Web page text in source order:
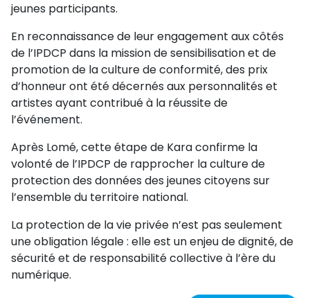
jeunes participants.
En reconnaissance de leur engagement aux côtés
de l’IPDCP dans la mission de sensibilisation et de
promotion de la culture de conformité, des prix
d’honneur ont été décernés aux personnalités et
artistes ayant contribué à la réussite de
l’événement.
Après Lomé, cette étape de Kara confirme la
volonté de l’IPDCP de rapprocher la culture de
protection des données des jeunes citoyens sur
l’ensemble du territoire national.
La protection de la vie privée n’est pas seulement
une obligation légale : elle est un enjeu de dignité, de
sécurité et de responsabilité collective à l’ère du
numérique.